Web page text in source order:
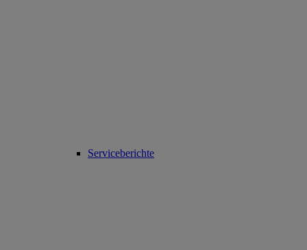
Serviceberichte